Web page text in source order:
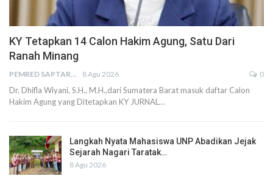
KY Tetapkan 14 Calon Hakim Agung, Satu Dari
Ranah Minang
PEMRED SAPTARIUS 8 Agu 2026 0
Dr. Dhifla Wiyani, S.H., M.H.,dari Sumatera Barat masuk daftar Calon
Hakim Agung yang Ditetapkan KY JURNAL…
Langkah Nyata Mahasiswa UNP Abadikan Jejak
Sejarah Nagari Taratak…
8 Agu 2026